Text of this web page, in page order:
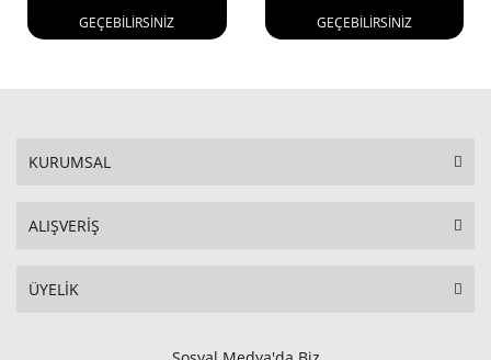
GEÇEBİLİRSİNİZ
GEÇEBİLİRSİNİZ
KURUMSAL
ALIŞVERİŞ
ÜYELİK